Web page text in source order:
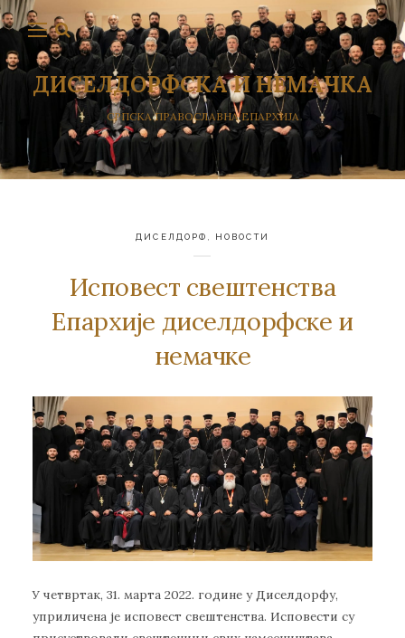
ДИСЕЛДОРФСКА И НЕМАЧКА
СРПСКА ПРАВОСЛАВНА ЕПАРХИЈА
ДИСЕЛДОРФ НОВОСТИ
Исповест свештенства
Епархије диселдорфске и
немачке
У четвртак, 31. марта 2022. године у Диселдорфу,
уприличена је исповест свештенства. Исповести су